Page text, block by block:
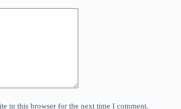
in this browser for the next time I comment.